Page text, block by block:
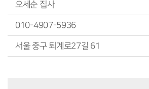
오세순 집사
010-4907-5936
서울 중구 퇴계로27길 61